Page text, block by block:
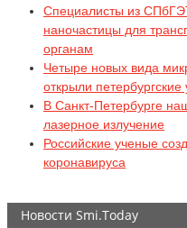
Специалисты из
наночастицы для
органам
Четыре новых вида
открыли
В Санкт-Петербурге
лазерное излучение
Российские ученые
коронавируса